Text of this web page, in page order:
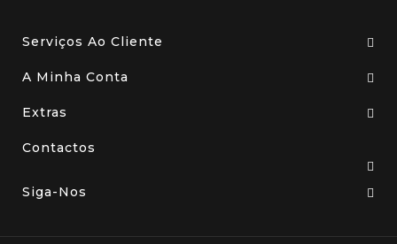
Serviços Ao Cliente
A Minha Conta
Extras
Contactos
Siga-Nos